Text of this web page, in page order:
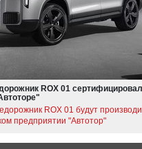
ROX 01
ROX 01 будут
предприятии "Автотор"